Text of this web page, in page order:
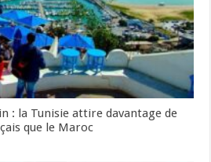
: la Tunisie attire davantage de
que le Maroc